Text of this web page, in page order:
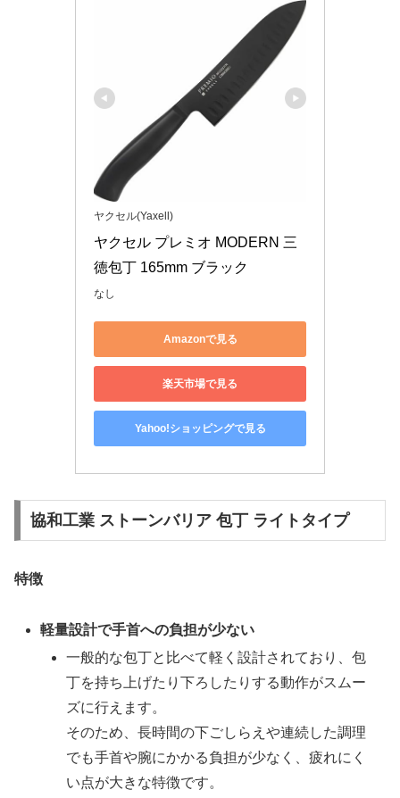
ヤクセル(Yaxell)
ヤクセル プレミオ MODERN 三
徳包丁 165mm ブラック
なし
Amazonで見る
楽天市場で見る
Yahoo!ショッピングで見る
協和工業 ストーンバリア 包丁 ライトタイプ
特徴
軽量設計で手首への負担が少ない
一般的な包丁と比べて軽く設計されており、包
丁を持ち上げたり下ろしたりする動作がスムー
ズに行えます。
そのため、長時間の下ごしらえや連続した調理
でも手首や腕にかかる負担が少なく、疲れにく
い点が大きな特徴です。